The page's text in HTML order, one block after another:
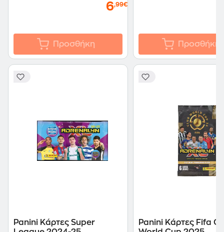
6,99€
Προσθήκη Προσθήκη
Panini Kάρτες Super
Panini Κάρτες Fifa